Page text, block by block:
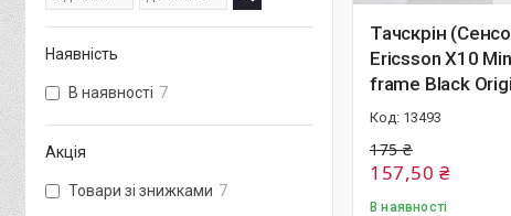
Тачскрін
Ericsson X10
frame Black
13493
175 ₴
157,50 ₴
В наявності
Наявність
В наявності 7
Акція
Товари зі знижками 7